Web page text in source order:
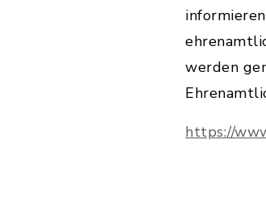
werden
https://